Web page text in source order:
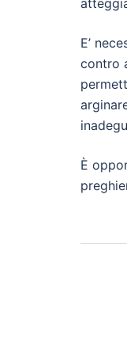
E’
contro
È